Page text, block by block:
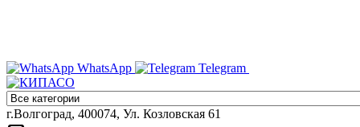
WhatsApp Telegram
г.Волгоград, 400074, Ул. Козловская 61